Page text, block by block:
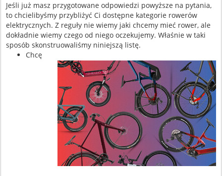
Jeśli już masz przygotowane odpowiedzi powyższe na pytania,
to chcielibyśmy przybliżyć Ci dostępne kategorie rowerów
elektrycznych. Z reguły nie wiemy jaki chcemy mieć rower, ale
dokładnie wiemy czego od niego oczekujemy. Właśnie w taki
sposób skonstruowaliśmy niniejszą listę.
Chcę